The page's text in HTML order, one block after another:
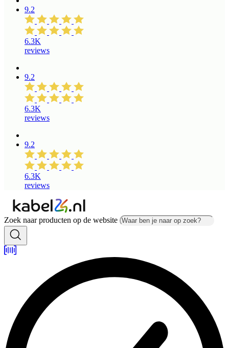
9.2
6.3K
reviews
9.2
6.3K
reviews
9.2
6.3K
reviews
Zoek naar producten op de website